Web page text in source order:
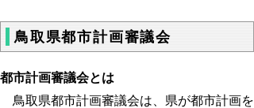
鳥取県都市計画審議会
都市計画審議会とは
鳥取県都市計画審議会は、県が都市計画を